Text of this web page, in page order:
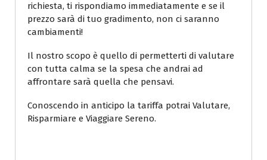
richiesta, ti rispondiamo immediatamente e se il
prezzo sarà di tuo gradimento, non ci saranno
cambiamenti!
Il nostro scopo è quello di permetterti di valutare
con tutta calma se la spesa che andrai ad
affrontare sarà quella che pensavi.
Conoscendo in anticipo la tariffa potrai Valutare,
Risparmiare e Viaggiare Sereno.